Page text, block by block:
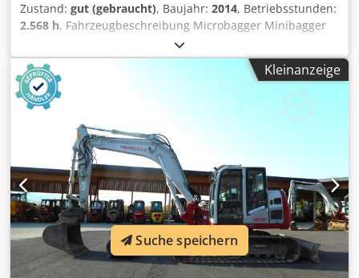
Zustand: gut (gebraucht), Baujahr: 2014, Betriebsstunden:
2.568 h, Fahrzeugbeschreibung Microbagger Minibagger
YANMAR SV08 Bj. 2014 lt. Zähler 2.568 Stunden 1.035 KG
7,7 KW - 2 Löffel - Zusatzleitungen am Arm - hydr.
Verstellfahrwerk - Sturzbügel - sofort einsatzbereit!
Verkaufspreis: 8.800,-- netto Dsdpju Eqbbofx Ah Tekr auch
günstige Zustellung möglich!
Kleinanzeige
Suche speichern